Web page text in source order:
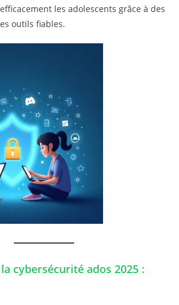
les adolescents grâce à des
outils fiables.
cybersécurité ados 2025 :